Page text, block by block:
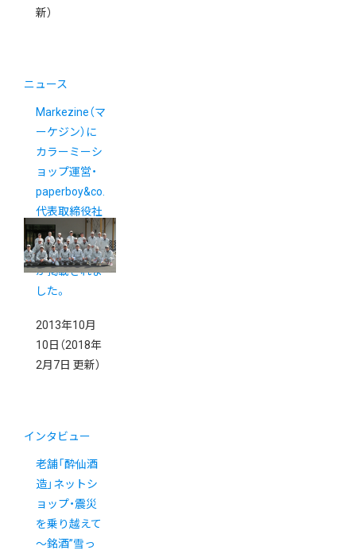
新）
ニュース
Markezine（マ
ーケジン）に
カラーミーシ
ョップ運営・
paperboy&co.
代表取締役社
長佐藤健太郎
インタビュー
が掲載されま
した。
2013年10月
10日 （2018年
2月7日 更新）
インタビュー
老舗「酔仙酒
造」ネットシ
ョップ・震災
を乗り越えて
～銘酒”雪っ